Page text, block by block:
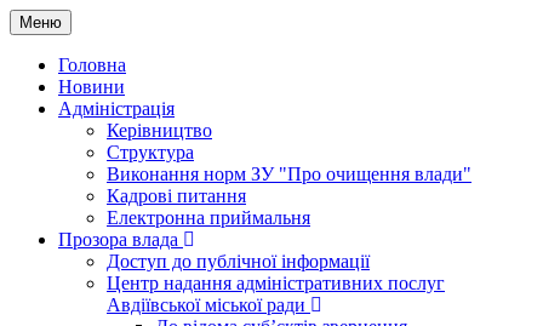
Меню
Головна
Новини
Адміністрація
Керівництво
Структура
Виконання норм ЗУ "Про очищення влади"
Кадрові питання
Електронна приймальня
Прозора влада
Доступ до публічної інформації
Центр надання адміністративних послуг
Авдіївської міської ради